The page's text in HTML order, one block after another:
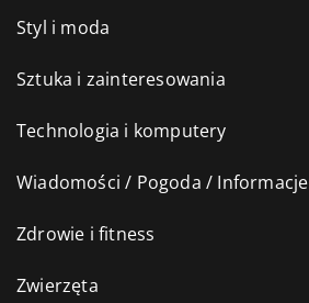
Styl i moda
Sztuka i zainteresowania
Technologia i komputery
Wiadomości / Pogoda / Informacje
Zdrowie i fitness
Zwierzęta